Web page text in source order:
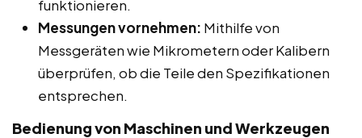
funktionieren.
Messungen vornehmen: Mithilfe von
Messgeräten wie Mikrometern oder Kalibern
überprüfen, ob die Teile den Spezifikationen
entsprechen.
Bedienung von Maschinen und Werkzeugen